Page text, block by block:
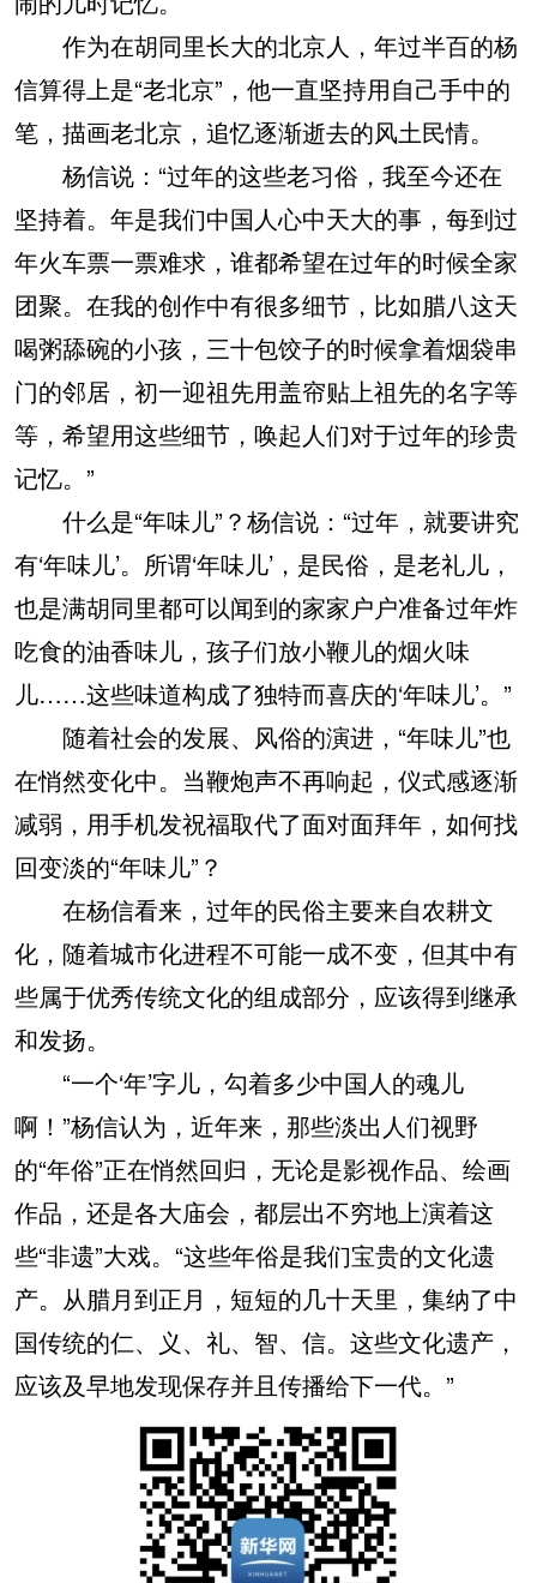
作为在胡同里长大的北京人，年过半百的杨
信算得上是“老北京”，他一直坚持用自己手中的
笔，描画老北京，追忆逐渐逝去的风土民情。
杨信说：“过年的这些老习俗，我至今还在
坚持着。年是我们中国人心中天大的事，每到过
年火车票一票难求，谁都希望在过年的时候全家
团聚。在我的创作中有很多细节，比如腊八这天
喝粥舔碗的小孩，三十包饺子的时候拿着烟袋串
门的邻居，初一迎祖先用盖帘贴上祖先的名字等
等，希望用这些细节，唤起人们对于过年的珍贵
记忆。”
什么是“年味儿”？杨信说：“过年，就要讲究
有‘年味儿’。所谓‘年味儿’，是民俗，是老礼儿，
也是满胡同里都可以闻到的家家户户准备过年炸
吃食的油香味儿，孩子们放小鞭儿的烟火味
儿……这些味道构成了独特而喜庆的‘年味儿’。”
随着社会的发展、风俗的演进，“年味儿”也
在悄然变化中。当鞭炮声不再响起，仪式感逐渐
减弱，用手机发祝福取代了面对面拜年，如何找
回变淡的“年味儿”？
在杨信看来，过年的民俗主要来自农耕文
化，随着城市化进程不可能一成不变，但其中有
些属于优秀传统文化的组成部分，应该得到继承
和发扬。
“一个‘年’字儿，勾着多少中国人的魂儿
啊！”杨信认为，近年来，那些淡出人们视野
的“年俗”正在悄然回归，无论是影视作品、绘画
作品，还是各大庙会，都层出不穷地上演着这
些“非遗”大戏。“这些年俗是我们宝贵的文化遗
产。从腊月到正月，短短的几十天里，集纳了中
国传统的仁、义、礼、智、信。这些文化遗产，
应该及早地发现保存并且传播给下一代。”